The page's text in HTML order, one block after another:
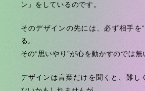
ン」をしているのです。
そのデザインの先には、必ず相手を
る。
その“思いやり”が心を動かすのでは無
デザインは言葉だけを聞くと、難し